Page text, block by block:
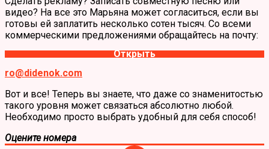
видео? На все это Марьяна может согласиться, если вы
готовы ей заплатить несколько сотен тысяч. Со всеми
коммерческими предложениями обращайтесь на почту:
Открыть
ro@didenok.com
Вот и все! Теперь вы знаете, что даже со знаменитостью
такого уровня может связаться абсолютно любой.
Необходимо просто выбрать удобный для себя способ!
Оцените номера